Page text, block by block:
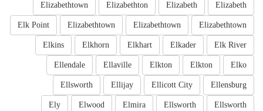
Elizabeth
Elizabeth
Elizabethton
Elizabethtown
Elizabethtown
Elizabethtown
Elizabethtown
Elk Point
Elk River
Elkader
Elkhart
Elkhorn
Elkins
Elko
Elkton
Elkton
Ellaville
Ellendale
Ellensburg
Ellicott City
Ellijay
Ellsworth
Ellsworth
Ellsworth
Elmira
Elwood
Ely